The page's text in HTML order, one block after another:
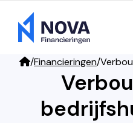
/Financieringen/